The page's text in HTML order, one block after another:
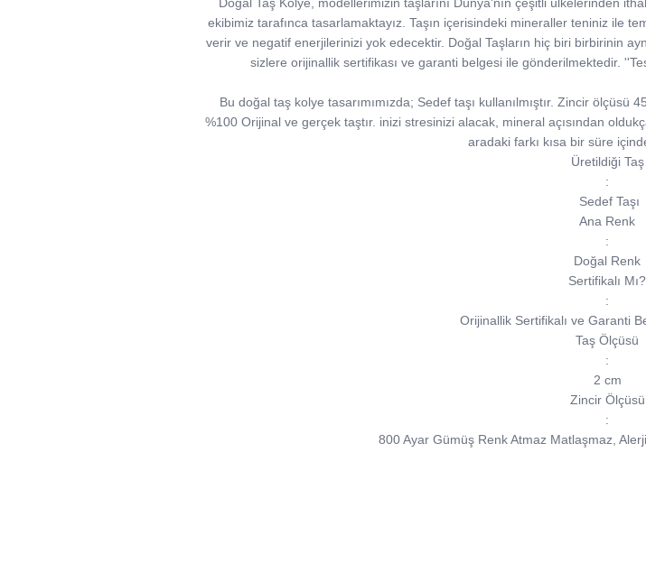
Doğal Taş Kolye, modellerimizin taşlarını Dünya'nın çeşitli ülkelerinden
ekibimiz tarafınca tasarlamaktayız. Taşın içerisindeki mineraller teniniz ile
verir ve negatif enerjilerinizi yok edecektir. Doğal Taşların hiç biri birbirinin
sizlere orijinallik sertifikası ve garanti belgesi ile gönderilmektedir.
Bu doğal taş kolye tasarımımızda; Sedef taşı kullanılmıştır. Zincir
%100 Orijinal ve gerçek taştır. inizi stresinizi alacak, mineral açısından
aradaki farkı kısa bir süre
Üretildiği Taş
:
Sedef Taşı
Ana Renk
:
Doğal Renk
Sertifikalı Mı?
:
Orijinallik Sertifikalı ve Garanti
Taş Ölçüsü
:
2 cm
Zincir Ölçüsü
:
800 Ayar Gümüş Renk Atmaz Matlaşmaz,